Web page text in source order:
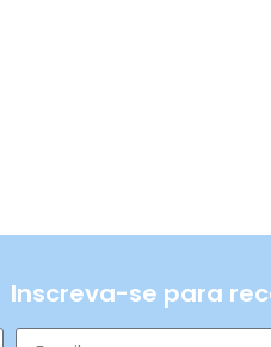
Inscreva-se para